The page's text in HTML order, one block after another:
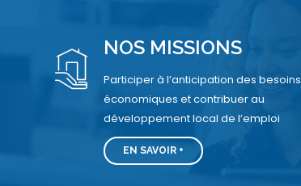
NOS MISSIONS
Participer à l’anticipation des besoins
économiques et contribuer au
développement local de l’emploi
EN SAVOIR +